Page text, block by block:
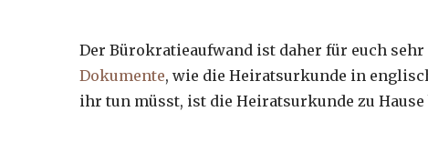
Der Bürokratieaufwand ist daher für euch
Dokumente, wie die Heiratsurkunde in
ihr tun müsst, ist die Heiratsurkunde zu